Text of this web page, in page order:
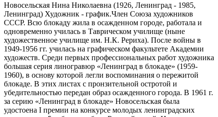
Новосельская Нина Николаевна (1926, Ленинград - 1985,
Ленинград) Художник - график.Член Союза художников
СССР. Всю блокаду жила в осажденном городе, работала и
одновременно училась в Таврическом училище (ныне
художественное училище им. Н.К. Рериха). После войны в
1949-1956 гг. училась на графическом факультете Академии
художеств. Среди первых профессиональных работ художника
большая серия линогравюр «Ленинград в блокаде» (1959-
1960), в основу которой легли воспоминания о пережитой
блокаде. В этих листах с пронзительной остротой и
убедительностью передан образ осажденного города. В 1961 г.
за серию «Ленинград в блокаде» Новосельская была
удостоена I премии на конкурсе молодых ленинградских